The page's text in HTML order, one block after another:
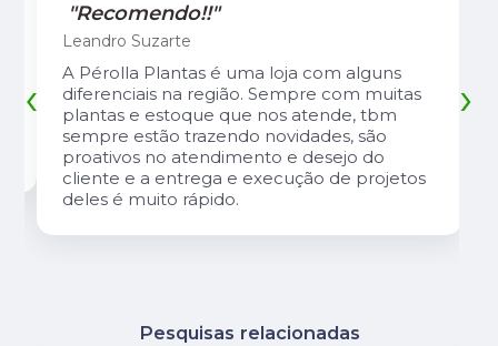
"Recomendo!!"
Leandro Suzarte
A Pérolla Plantas é uma loja com alguns
diferenciais na região. Sempre com muitas
plantas e estoque que nos atende, tbm
sempre estão trazendo novidades, são
proativos no atendimento e desejo do
cliente e a entrega e execução de projetos
deles é muito rápido.
‹ ›
Pesquisas relacionadas